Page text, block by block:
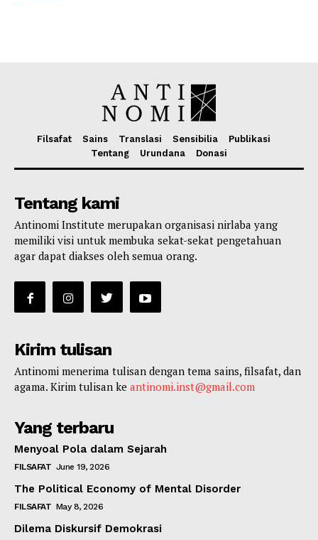
Filsafat Sains Translasi Sensibilia
Publikasi
Tentang
Urundana Donasi
Tentang kami
Antinomi Institute merupakan organisasi nirlaba yang
memiliki visi untuk membuka sekat-sekat pengetahuan
agar dapat diakses oleh semua orang.
Kirim tulisan
Antinomi menerima tulisan dengan tema sains, filsafat, dan
agama. Kirim tulisan ke antinomi.inst@gmail.com
Yang terbaru
Menyoal Pola dalam Sejarah
FILSAFAT June 19, 2026
The Political Economy of Mental Disorder
FILSAFAT May 8, 2026
Dilema Diskursif Demokrasi